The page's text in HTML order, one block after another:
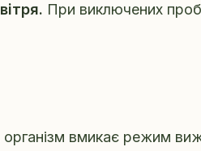
При виключених
вмикає режим